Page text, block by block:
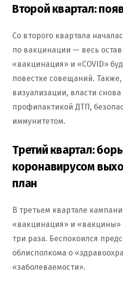
Второй квартал:
Со второго квартала
по вакцинации — весь
«вакцинация» и «COVID»
повестке совещаний.
визуализации, власти снова
профилактикой ДТП,
иммунитетом.
Третий квартал:
коронавирусом
план
В третьем квартале
«вакцинация» и «вакцины»
три раза. Беспокоился
облисполкома о
«заболеваемости».